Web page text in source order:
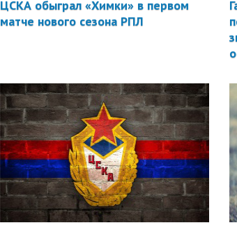
ЦСКА обыграл «Химки» в первом
матче нового сезона РПЛ